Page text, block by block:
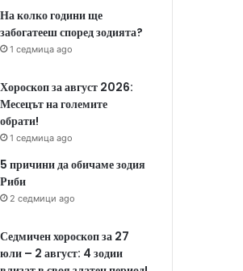
На колко години ще
забогатееш според зодията?
1 седмица ago
Хороскоп за август 2026:
Месецът на големите
обрати!
1 седмица ago
5 причини да обичаме зодия
Риби
2 седмици ago
Седмичен хороскоп за 27
юли – 2 август: 4 зодии